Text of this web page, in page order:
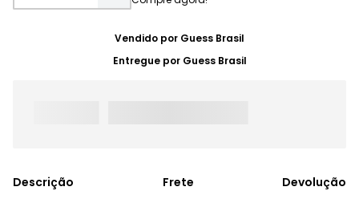
Vendido por Guess Brasil
Entregue por Guess Brasil
Frete Devolução